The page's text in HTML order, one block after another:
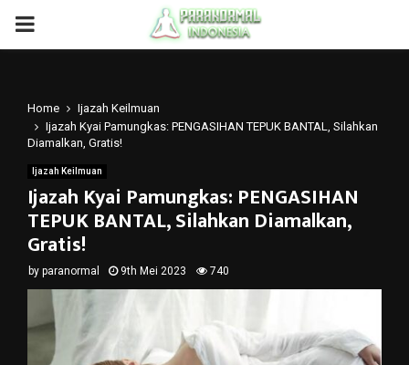
PRIMARY
Home
Ijazah Keilmuan
Ijazah Kyai Pamungkas: PENGASIHAN TEPUK BANTAL, Silahkan
Diamalkan, Gratis!
Ijazah Keilmuan
Ijazah Kyai Pamungkas: PENGASIHAN
TEPUK BANTAL, Silahkan Diamalkan,
Gratis!
by paranormal 9th Mei 2023 740